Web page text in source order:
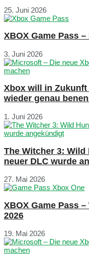
25. Juni 2026
XBOX Game Pass
3. Juni 2026
Xbox will in
wieder genau
1. Juni 2026
The Witcher 3: Wild
neuer DLC wurde
27. Mai 2026
XBOX Game Pass
2026
19. Mai 2026